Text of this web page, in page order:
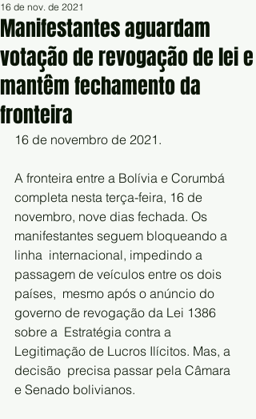
Manifestantes aguardam
votação de revogação de lei e
mantêm fechamento da
fronteira
16 de nov. de 2021
16 de novembro de 2021.
A fronteira entre a Bolívia e Corumbá
completa nesta terça-feira, 16 de
novembro, nove dias fechada. Os
manifestantes seguem bloqueando a
linha  internacional, impedindo a
passagem de veículos entre os dois
países,  mesmo após o anúncio do
governo de revogação da Lei 1386
sobre a  Estratégia contra a
Legitimação de Lucros Ilícitos. Mas, a
decisão  precisa passar pela Câmara
e Senado bolivianos.